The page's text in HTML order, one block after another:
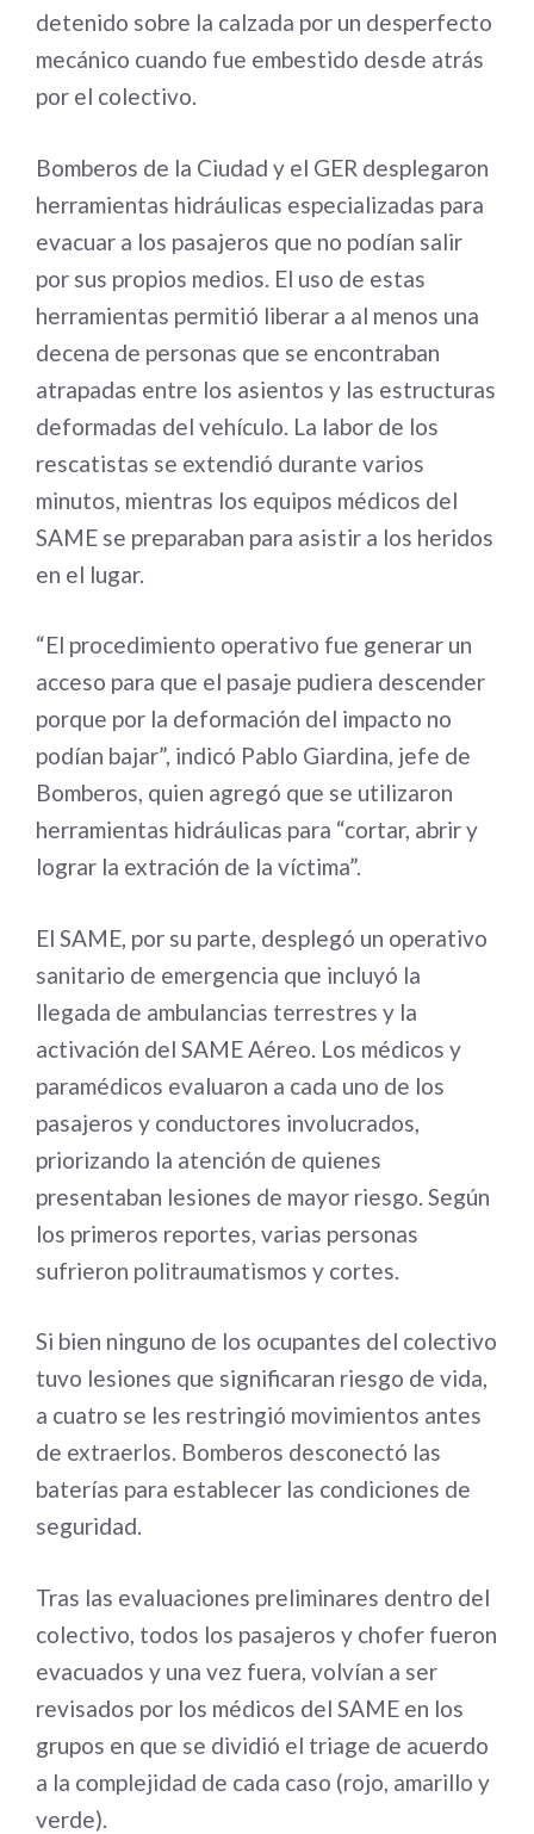
detenido sobre la calzada por un desperfecto
mecánico cuando fue embestido desde atrás
por el colectivo.
Bomberos de la Ciudad y el GER desplegaron
herramientas hidráulicas especializadas para
evacuar a los pasajeros que no podían salir
por sus propios medios. El uso de estas
herramientas permitió liberar a al menos una
decena de personas que se encontraban
atrapadas entre los asientos y las estructuras
deformadas del vehículo. La labor de los
rescatistas se extendió durante varios
minutos, mientras los equipos médicos del
SAME se preparaban para asistir a los heridos
en el lugar.
“El procedimiento operativo fue generar un
acceso para que el pasaje pudiera descender
porque por la deformación del impacto no
podían bajar”, indicó Pablo Giardina, jefe de
Bomberos, quien agregó que se utilizaron
herramientas hidráulicas para “cortar, abrir y
lograr la extración de la víctima”.
El SAME, por su parte, desplegó un operativo
sanitario de emergencia que incluyó la
llegada de ambulancias terrestres y la
activación del SAME Aéreo. Los médicos y
paramédicos evaluaron a cada uno de los
pasajeros y conductores involucrados,
priorizando la atención de quienes
presentaban lesiones de mayor riesgo. Según
los primeros reportes, varias personas
sufrieron politraumatismos y cortes.
Si bien ninguno de los ocupantes del colectivo
tuvo lesiones que significaran riesgo de vida,
a cuatro se les restringió movimientos antes
de extraerlos. Bomberos desconectó las
baterías para establecer las condiciones de
seguridad.
Tras las evaluaciones preliminares dentro del
colectivo, todos los pasajeros y chofer fueron
evacuados y una vez fuera, volvían a ser
revisados por los médicos del SAME en los
grupos en que se dividió el triage de acuerdo
a la complejidad de cada caso (rojo, amarillo y
verde).